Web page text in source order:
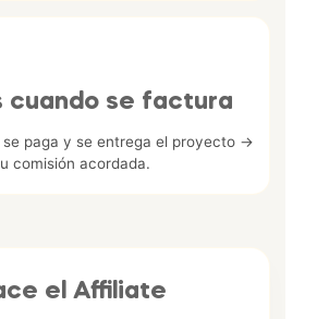
cuando se factura
se paga y se entrega el proyecto →
comisión acordada.
el Affiliate